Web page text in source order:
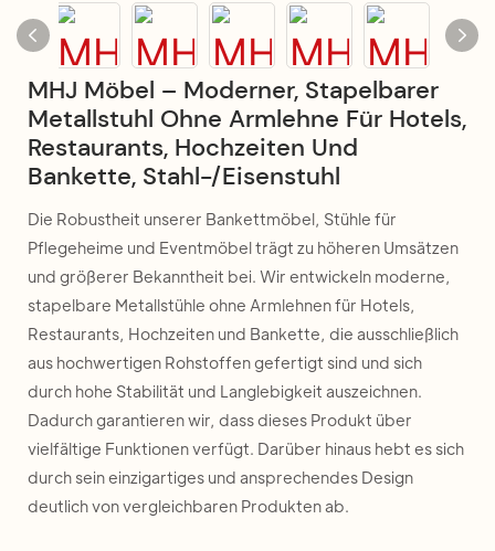
MHJ Möbel – Moderner, Stapelbarer
Metallstuhl Ohne Armlehne Für Hotels,
Restaurants, Hochzeiten Und
Bankette, Stahl-/Eisenstuhl
Die Robustheit unserer Bankettmöbel, Stühle für
Pflegeheime und Eventmöbel trägt zu höheren Umsätzen
und größerer Bekanntheit bei. Wir entwickeln moderne,
stapelbare Metallstühle ohne Armlehnen für Hotels,
Restaurants, Hochzeiten und Bankette, die ausschließlich
aus hochwertigen Rohstoffen gefertigt sind und sich
durch hohe Stabilität und Langlebigkeit auszeichnen.
Dadurch garantieren wir, dass dieses Produkt über
vielfältige Funktionen verfügt. Darüber hinaus hebt es sich
durch sein einzigartiges und ansprechendes Design
deutlich von vergleichbaren Produkten ab.